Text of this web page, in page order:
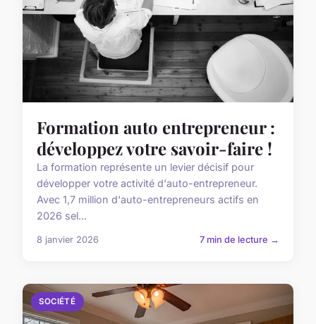
Formation auto entrepreneur :
développez votre savoir-faire !
La formation représente un levier décisif pour
développer votre activité d'auto-entrepreneur.
Avec 1,7 million d'auto-entrepreneurs actifs en
2026 sel...
8 janvier 2026 7 min de lecture →
SOCIÉTÉ